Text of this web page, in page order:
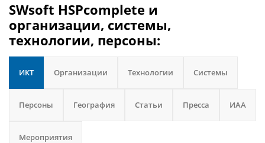
SWsoft HSPcomplete и
организации, системы,
технологии, персоны:
ИКТ Организации Технологии Системы
Персоны География Статьи Пресса ИАА
Мероприятия